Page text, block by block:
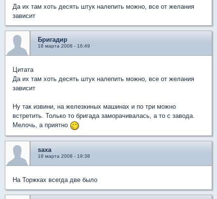
Да их там хоть десять штук налепить можно, все от желания
зависит
Бригадир
18 марта 2008 - 16:49
Цитата
Да их там хоть десять штук налепить можно, все от желания
зависит
Ну так извини, на железкиных машинах и по три можно
встретить. Только то бригада заморачивалась, а то с завода.
Мелочь, а приятно
saxa
18 марта 2008 - 19:38
На Торжках всегда две было